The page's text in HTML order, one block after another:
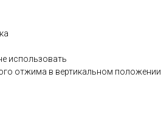
использовать
отжима в вертикальном положении